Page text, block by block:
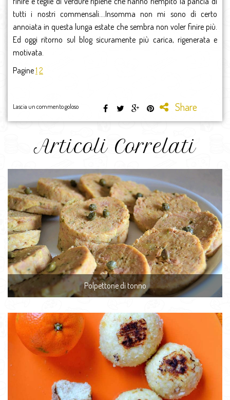
tutti i nostri commensali….Insomma non mi sono di certo
annoiata in questa lunga estate che sembra non voler finire più.
Ed oggi ritorno sul blog sicuramente più carica, rigenerata e
motivata.
Pagine1 2
Lascia un commento goloso Share
Articoli Correlati
Polpettone di tonno